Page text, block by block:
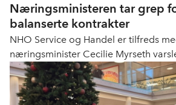
Næringsministeren tar grep
balanserte kontrakter
NHO Service og Handel er tilfreds
næringsminister Cecilie Myrseth
kontraktsvilkårene i offentlige
og forsvarlige.